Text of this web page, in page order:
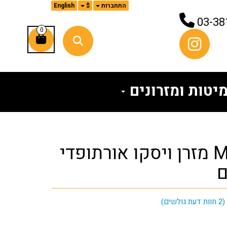
התחברות English $
03-
0
ומזרונים
MEGAFLEX מזרן ויסקו אורתופדי
(
2 חוות דעת גולשים)